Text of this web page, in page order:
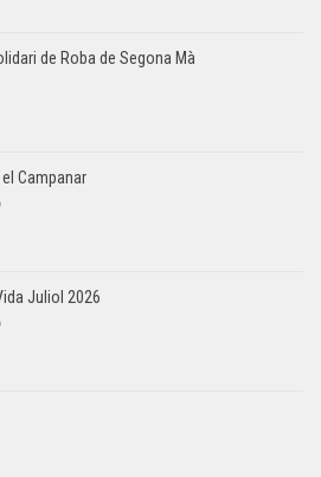
de Roba de Segona Mà
Campanar
Juliol 2026